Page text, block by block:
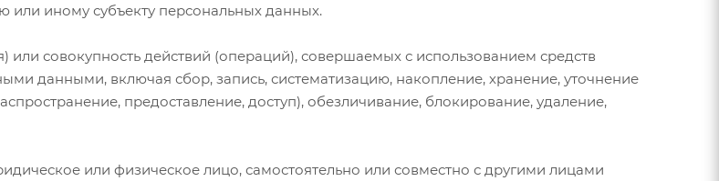
или иному субъекту персональных данных.
совокупность действий (операций), совершаемых с использованием средств
данными, включая сбор, запись, систематизацию, накопление, хранение, уточнение
предоставление, доступ), обезличивание, блокирование, удаление,
или физическое лицо, самостоятельно или совместно с другими лицами